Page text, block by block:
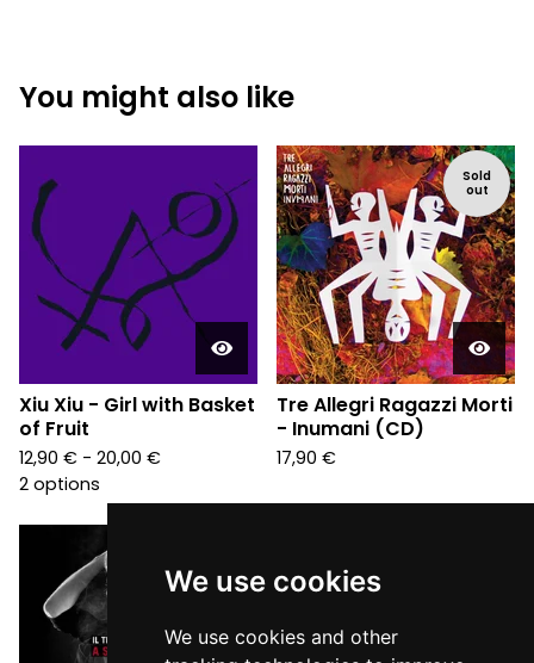
We use cookies
We use cookies and other
You might also like
Xiu Xiu - Girl with Basket
of Fruit
12,90 € - 20,00 €
2 options
Sold
out
Tre Allegri Ragazzi Morti
- Inumani (CD)
17,90 €